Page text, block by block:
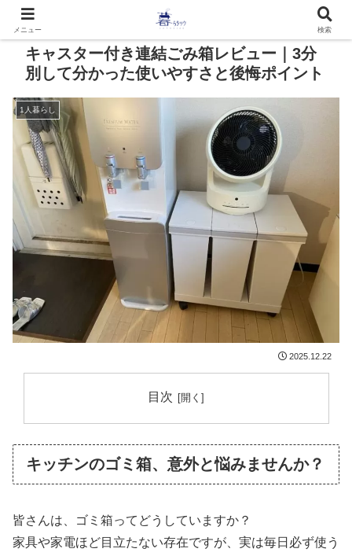
キャスター付き連結ごみ箱レビュー｜3分
別して分かった使いやすさと後悔ポイント
1人暮らし
2025.12.22
目次
キッチンのゴミ箱、意外と悩みませんか？
皆さんは、ゴミ箱ってどうしていますか？
家具や家電ほど目立たない存在ですが、実は毎日必ず使う
メニュー 検索